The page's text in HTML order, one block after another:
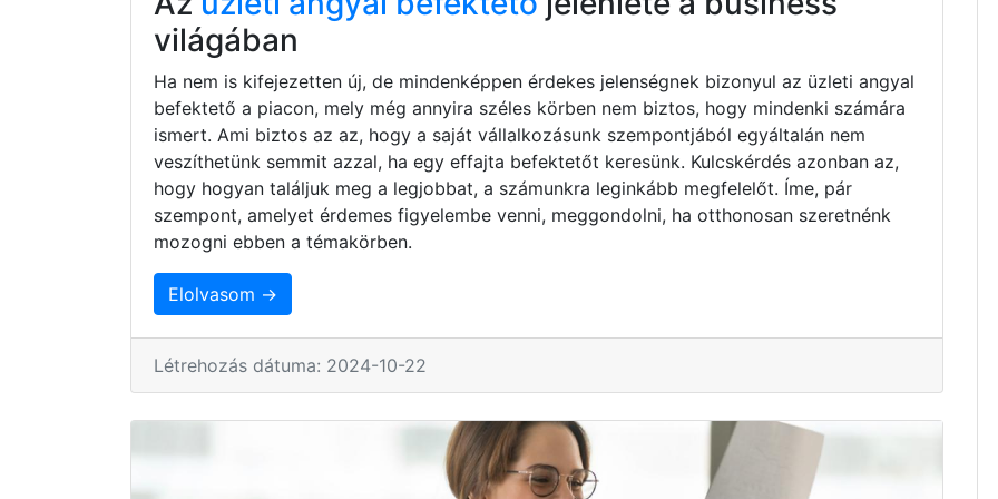
világában
Ha nem is kifejezetten új, de mindenképpen érdekes jelenségnek bizonyul az üzleti angyal
befektető a piacon, mely még annyira széles körben nem biztos, hogy mindenki számára
ismert. Ami biztos az az, hogy a saját vállalkozásunk szempontjából egyáltalán nem
veszíthetünk semmit azzal, ha egy effajta befektetőt keresünk. Kulcskérdés azonban az,
hogy hogyan találjuk meg a legjobbat, a számunkra leginkább megfelelőt. Íme, pár
szempont, amelyet érdemes figyelembe venni, meggondolni, ha otthonosan szeretnénk
mozogni ebben a témakörben.
Elolvasom →
Létrehozás dátuma: 2024-10-22